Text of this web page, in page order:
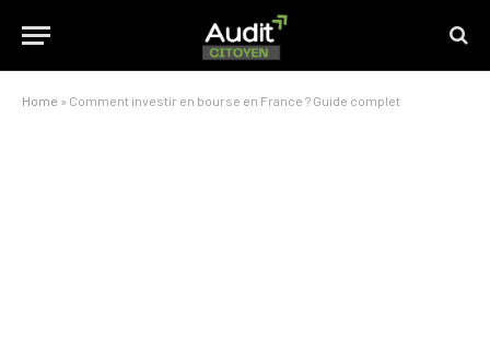
Home » Comment investir en bourse en France ? Guide complet